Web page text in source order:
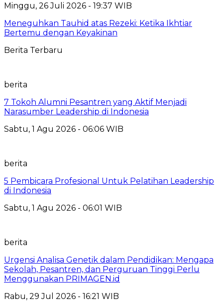
Minggu, 26 Juli 2026 - 19:37 WIB
Meneguhkan Tauhid atas Rezeki: Ketika Ikhtiar
Bertemu dengan Keyakinan
Berita Terbaru
berita
7 Tokoh Alumni Pesantren yang Aktif Menjadi
Narasumber Leadership di Indonesia
Sabtu, 1 Agu 2026 - 06:06 WIB
berita
5 Pembicara Profesional Untuk Pelatihan Leadership
di Indonesia
Sabtu, 1 Agu 2026 - 06:01 WIB
berita
Urgensi Analisa Genetik dalam Pendidikan: Mengapa
Sekolah, Pesantren, dan Perguruan Tinggi Perlu
Menggunakan PRIMAGEN.id
Rabu, 29 Jul 2026 - 16:21 WIB